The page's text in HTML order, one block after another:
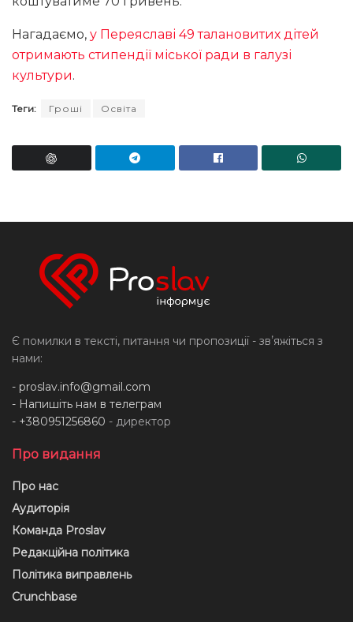
Нагадаємо, у Переяславі 49 талановитих дітей
отримають стипендії міської ради в галузі
культури.
Теги: Гроші Освіта
Є помилки в тексті, питання чи пропозиції - звʼяжіться з
нами:
- proslav.info@gmail.com
- Напишіть нам в телеграм
- +380951256860 - директор
Про видання
Про нас
Аудиторія
Команда Proslav
Редакційна політика
Політика виправлень
Crunchbase